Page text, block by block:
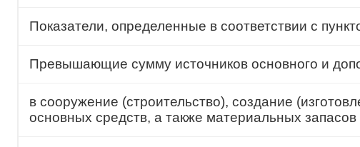
Показатели, определенные в соответствии с
Превышающие сумму источников основного и
в сооружение (строительство), создание
основных средств, а также материальных запасов